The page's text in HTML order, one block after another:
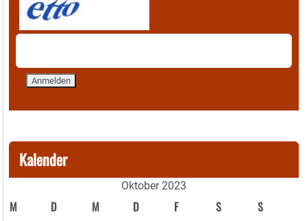
Kalender
Oktober 2023
M D M D F S S